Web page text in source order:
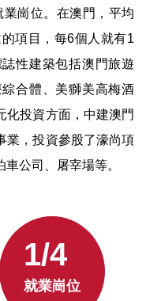
崗位。在澳門，平均
項目，每6個人就有1
性建築包括澳門旅遊
合體、美獅美高梅酒
化投資方面，中建澳門
業，投資參股了濠尚項
公司、屠宰場等。
1/4
就業崗位